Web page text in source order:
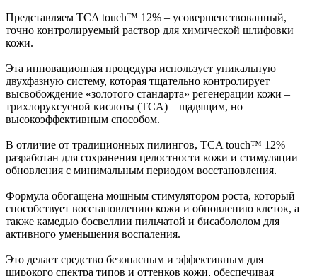
Представляем TCA touch™ 12% – усовершенствованный,
точно контролируемый раствор для химической шлифовки
кожи.
Эта инновационная процедура использует уникальную
двухфазную систему, которая тщательно контролирует
высвобождение «золотого стандарта» регенерации кожи –
трихлоруксусной кислоты (TCA) – щадящим, но
высокоэффективным способом.
В отличие от традиционных пилингов, TCA touch™ 12%
разработан для сохранения целостности кожи и стимуляции
обновления с минимальным периодом восстановления.
Формула обогащена мощным стимулятором роста, который
способствует восстановлению кожи и обновлению клеток, а
также камедью босвеллии пильчатой и бисабололом для
активного уменьшения воспаления.
Это делает средство безопасным и эффективным для
широкого спектра типов и оттенков кожи, обеспечивая